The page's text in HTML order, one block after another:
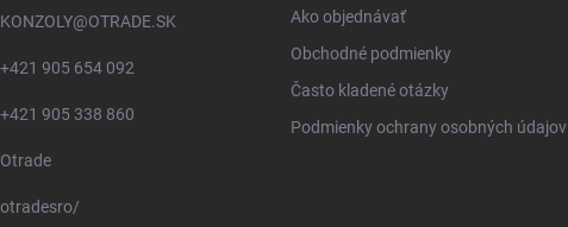
KONZOLY@OTRADE.SK
+421 905 654 092
+421 905 338 860
Otrade
otradesro/
Ako objednávať
Obchodné podmienky
Často kladené otázky
Podmienky ochrany osobných údajov